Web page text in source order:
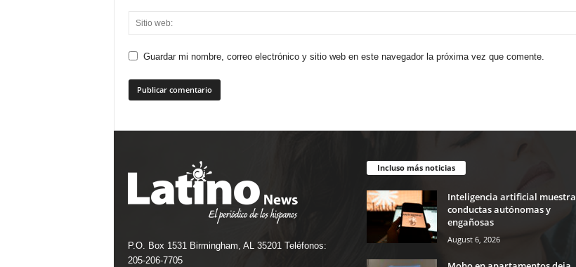
Guardar mi nombre, correo electrónico y sitio web en este navegador la próxima vez que comente.
P.O. Box 1531 Birmingham, AL 35201 Teléfonos:
205-206-7705
Incluso más noticias
Inteligencia artificial muestra
conductas autónomas y
engañosas
August 6, 2026